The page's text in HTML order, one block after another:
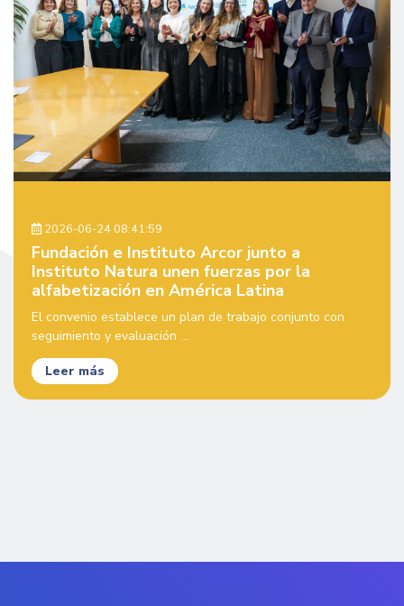
2026-06-24 08:41:59
Fundación e Instituto Arcor junto a
Instituto Natura unen fuerzas por la
alfabetización en América Latina
El convenio establece un plan de trabajo conjunto con
seguimiento y evaluación ...
Leer más